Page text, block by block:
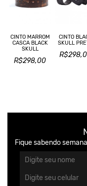
CINTO MARROM
CASCA BLACK
SKULL
R$298,00
CINTO
SKULL
Fique sabendo